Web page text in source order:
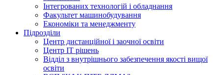
Інтегрованих технологій і обладнання
Факультет машинобудування
Економіки та менеджменту
Підрозділи
Центр дистанційної і заочної освіти
Центр ІТ рішень
Відділ з внутрішнього забезпечення якості вищої
освіти